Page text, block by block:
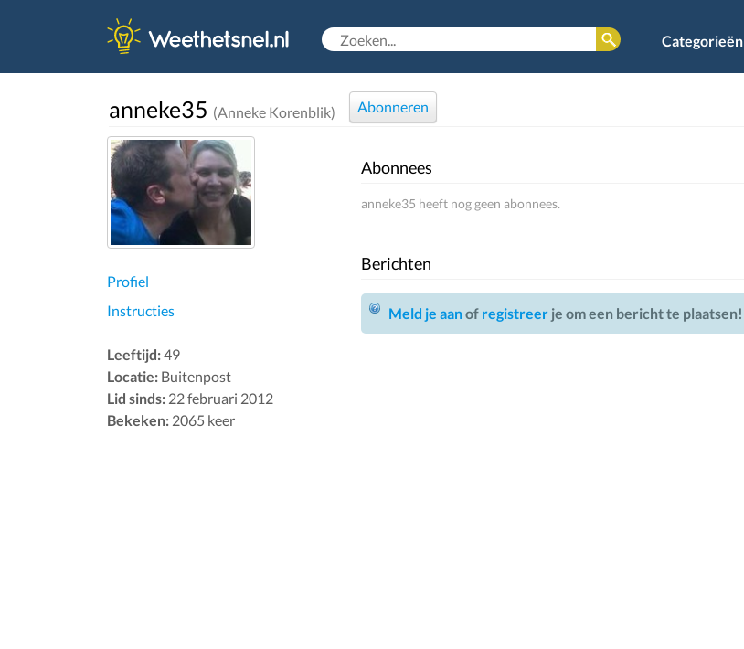
Categorieën
anneke35 (Anneke Korenblik) Abonneren
Profiel
Instructies
Leeftijd:49
Locatie: Buitenpost
Lid sinds: 22 februari 2012
Bekeken: 2065 keer
Abonnees
anneke35 heeft nog geen abonnees.
Berichten
Meld je aanof registreerje om een bericht te plaatsen!